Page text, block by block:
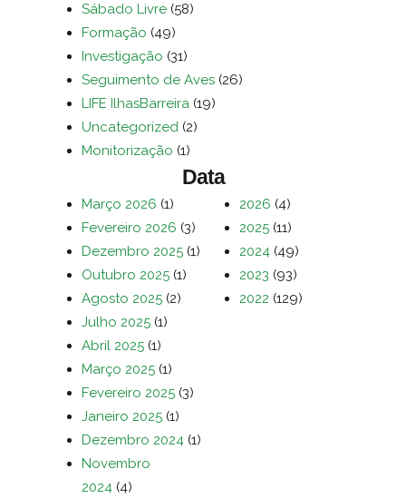
Sábado Livre (58)
Formação (49)
Investigação (31)
Seguimento de Aves (26)
LIFE IlhasBarreira (19)
Uncategorized (2)
Monitorização (1)
Data
Março 2026 (1)
Fevereiro 2026 (3)
Dezembro 2025 (1)
Outubro 2025 (1)
Agosto 2025 (2)
Julho 2025 (1)
Abril 2025 (1)
Março 2025 (1)
Fevereiro 2025 (3)
Janeiro 2025 (1)
Dezembro 2024 (1)
Novembro
2024 (4)
2026 (4)
2025 (11)
2024 (49)
2023 (93)
2022 (129)